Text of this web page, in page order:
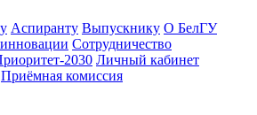
Аспиранту Выпускнику О БелГУ
Сотрудничество
2030 Личный кабинет
Приёмная комиссия